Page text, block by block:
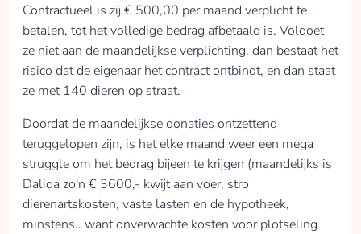
Contractueel is zij € 500,00 per maand verplicht te
betalen, tot het volledige bedrag afbetaald is. Voldoet
ze niet aan de maandelijkse verplichting, dan bestaat het
risico dat de eigenaar het contract ontbindt, en dan staat
ze met 140 dieren op straat.
Doordat de maandelijkse donaties ontzettend
teruggelopen zijn, is het elke maand weer een mega
struggle om het bedrag bijeen te krijgen (maandelijks is
Dalida zo'n € 3600,- kwijt aan voer, stro
dierenartskosten, vaste lasten en de hypotheek,
minstens.. want onverwachte kosten voor plotseling